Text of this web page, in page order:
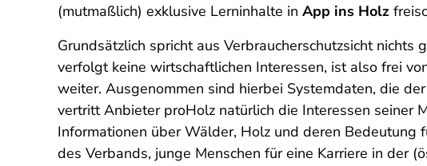
(mutmaßlich) exklusive Lerninhalte in App ins Holz
Grundsätzlich spricht aus Verbraucherschutzsicht nichts
verfolgt keine wirtschaftlichen Interessen, ist also frei
weiter. Ausgenommen sind hierbei Systemdaten, die
vertritt Anbieter proHolz natürlich die Interessen seiner
Informationen über Wälder, Holz und deren
des Verbands, junge Menschen für eine Karriere in der